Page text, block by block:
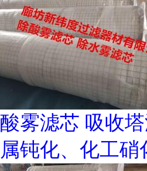
酸雾滤芯 吸收
属钝化、化工硝